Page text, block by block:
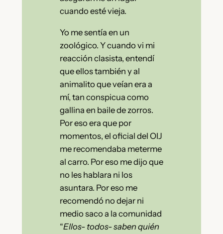
cuando esté vieja.
Yo me sentía en un
zoológico. Y cuando vi mi
reacción clasista, entendí
que ellos también y al
animalito que veían era a
mí, tan conspicua como
gallina en baile de zorros.
Por eso era que por
momentos, el oficial del OIJ
me recomendaba meterme
al carro. Por eso me dijo que
no les hablara ni los
asuntara. Por eso me
recomendó no dejar ni
medio saco a la comunidad
“Ellos- todos- saben quién